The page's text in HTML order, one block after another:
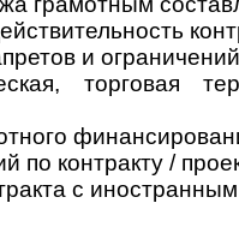
и
торговая
по контракту /
с